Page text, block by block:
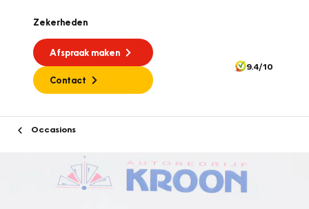
Zekerheden
Afspraak maken
Contact
9.4/10
Occasions